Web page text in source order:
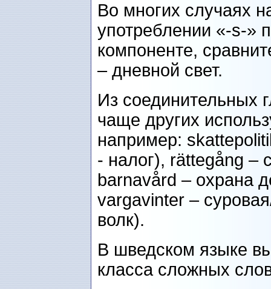
Во многих случаях
употреблении «-s-»
компоненте,
– дневной свет.
Из соединительных
чаще других
например:
- налог), rättegång –
barnavård – охрана
vargavinter –
волк).
В шведском языке
класса сложных